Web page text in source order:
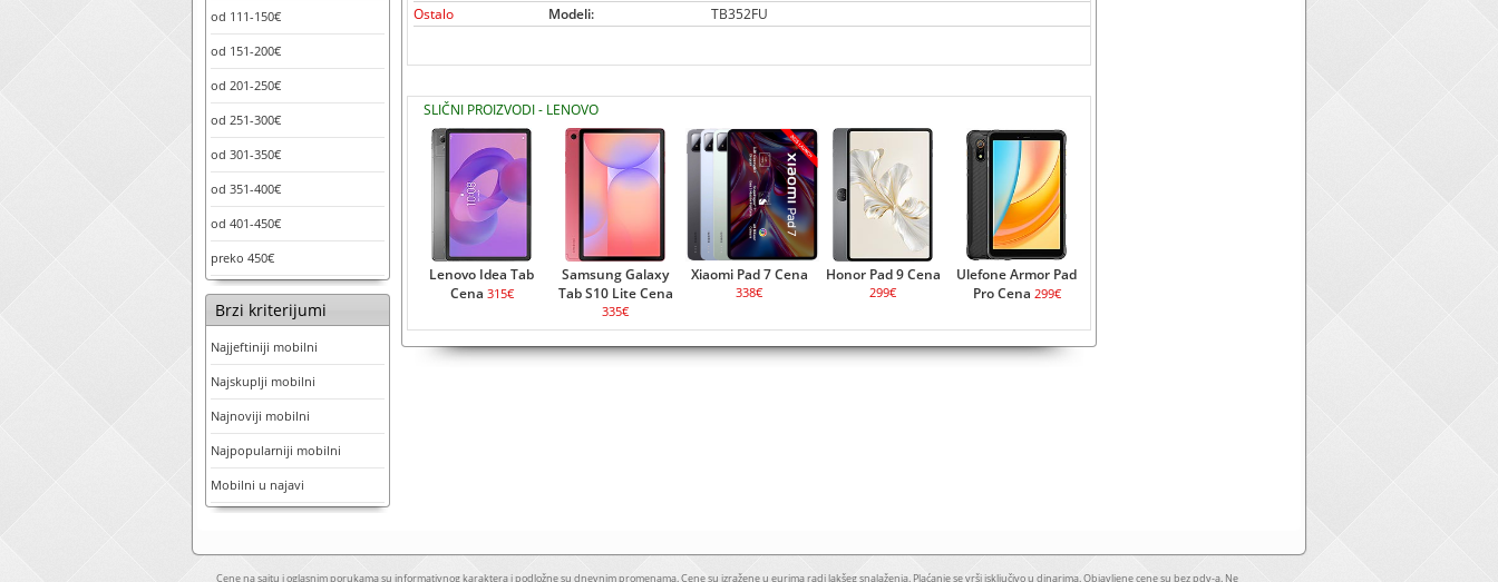
od 111-150€
od 151-200€
od 201-250€
od 251-300€
od 301-350€
od 351-400€
od 401-450€
preko 450€
Brzi kriterijumi
Najjeftiniji mobilni
Najskuplji mobilni
Najnoviji mobilni
Najpopularniji mobilni
Mobilni u najavi
Ostalo
Modeli: TB352FU
SLIČNI PROIZVODI - LENOVO
Lenovo Idea Tab
Cena 315€
Samsung Galaxy
Tab S10 Lite Cena
335€
Xiaomi Pad 7 Cena
338€
Honor Pad 9 Cena
299€
Ulefone Armor Pad
Pro Cena 299€
Cene na sajtu i oglasnim porukama su informativnog karaktera i podložne su dnevnim promenama. Cene su izražene u eurima radi lakšeg snalaženja. Plaćanje se vrši isključivo u dinarima. Objavljene cene su bez pdv-a. Ne